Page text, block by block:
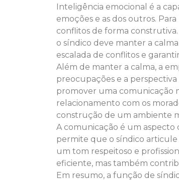
Inteligência emocional é a
emoções e as dos outros.
conflitos de forma
o síndico deve manter a
escalada de conflitos e
Além de manter a calma, a
preocupações e a
promover uma comunicação
relacionamento com os
construção de um ambiente
A comunicação é um aspecto
permite que o síndico articule
um tom respeitoso e
eficiente, mas também
Em resumo, a função de